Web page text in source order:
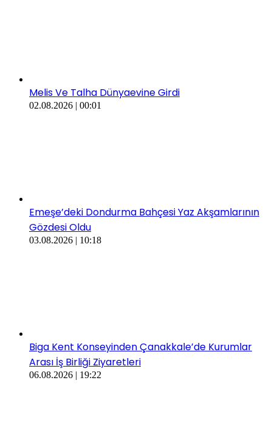
Melis Ve Talha Dünyaevine Girdi
02.08.2026 | 00:01
​​Emeşe’deki Dondurma Bahçesi Yaz Akşamlarının
Gözdesi Oldu
03.08.2026 | 10:18
Biga Kent Konseyinden Çanakkale’de Kurumlar
Arası İş Birliği Ziyaretleri
06.08.2026 | 19:22